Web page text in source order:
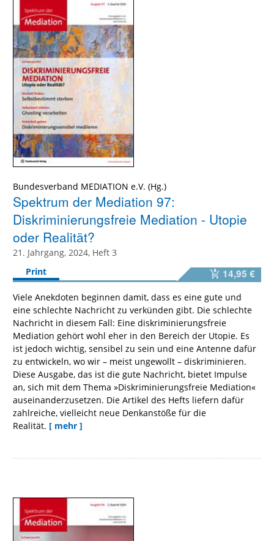
Bundesverband MEDIATION e.V.
Spektrum der Mediation 97:
Diskriminierungsfreie Mediation - Utopie
oder Realität?
21. Jahrgang, 2024, Heft 3
Print
14,95 €
Viele Anekdoten beginnen damit, dass es eine gute und
eine schlechte Nachricht zu verkünden gibt. Die schlechte
Nachricht in diesem Fall: Eine diskriminierungsfreie
Mediation gehört wohl eher in den Bereich der Utopie. Es
ist jedoch wichtig, sensibel zu sein und eine Antenne dafür
zu entwickeln, wo wir – meist ungewollt – diskriminieren.
Diese Ausgabe, das ist die gute Nachricht, bietet Impulse
an, sich mit dem Thema »Diskriminierungsfreie Mediation«
auseinanderzusetzen. Die Artikel des Hefts liefern dafür
zahlreiche, vielleicht neue Denkanstöße für die
Realität. [ mehr ]